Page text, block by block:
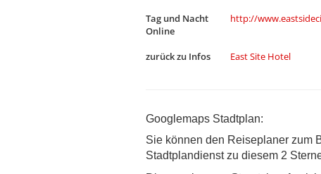
Tag und Nacht
Online
http://
zurück zu Infos East Site Hotel
Googlemaps Stadtplan:
Sie können den Reiseplaner zum
Stadtplandienst zu diesem 2